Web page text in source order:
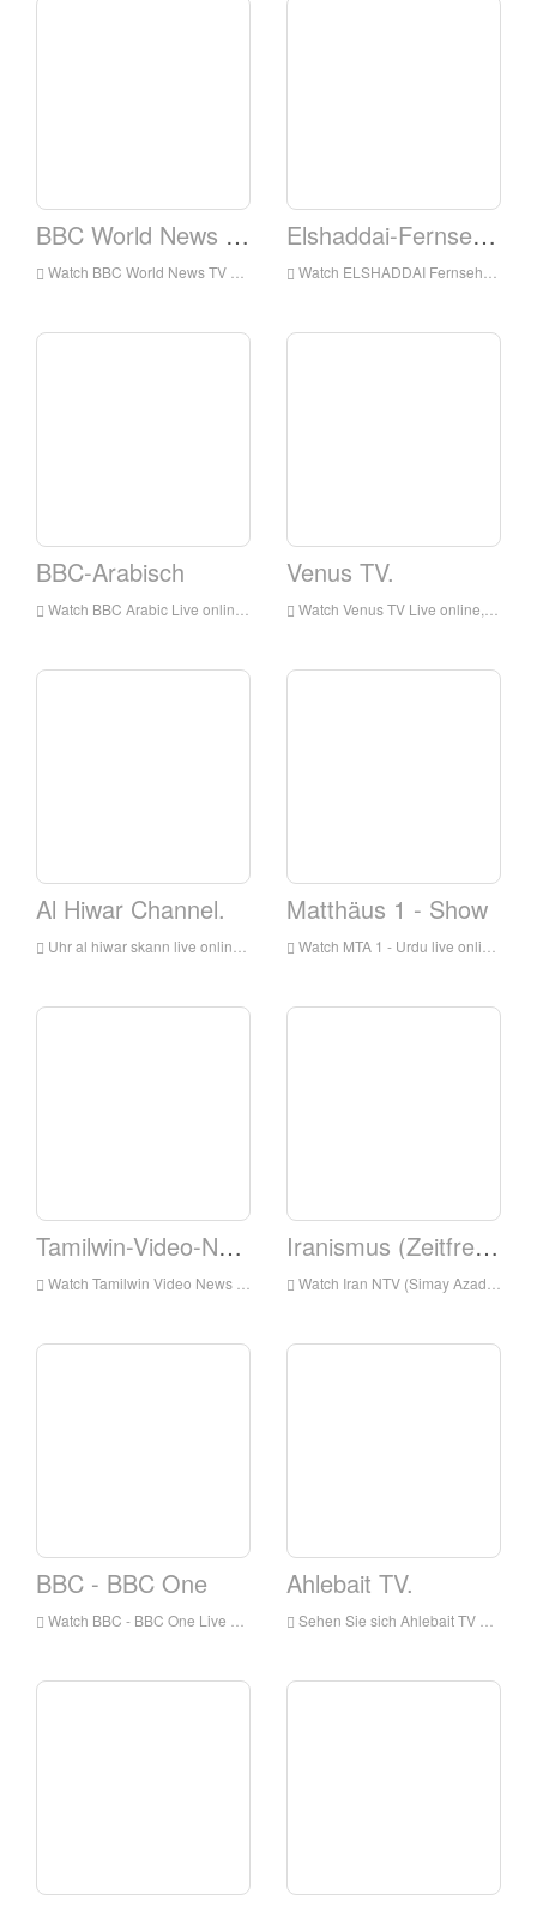
BBC World News TV
Watch BBC World News TV Live online, BBC World News TV HD Live Streaming, BBC World News TV Live-TV aus England
Elshaddai-Fernsehnetzwerk.
Watch ELSHADDAI Fernsehnetzwerk live online, Elshaddai Fernseher HD Live-Streaming, Elshaddai Fernsehnetzwerk Live-TV aus England
BBC-Arabisch
Watch BBC Arabic Live online, BBC Arabic HD Live-Streaming, BBC-arabische Sehenswürdigkeit Live-TV aus England
Venus TV.
Watch Venus TV Live online, Venus TV HD Live Streaming, Venus TV Live-TV von England
Al Hiwar Channel.
Uhr al hiwar skann live online, al hiwar channel hd live streaming, al hiwar kanal uhr live tv aus england
Matthäus 1 - Show
Watch MTA 1 - Urdu live online, MTA 1 - Urdu HD Live Streaming, MTA 1 - Urdu Live-TV aus England
Tamilwin-Video-News.
Watch Tamilwin Video News Live online, Tamilwin Video News HD Live-Streaming, Tamilwin Video News Watch Live-TV aus England
Iranismus (Zeitfreiheit)
Watch Iran NTV (Simay Azadi) live online, Iranntv (Simay Azadi) HD Live-Streaming, Iranntv (Simay Azadi) Live-TV von England ansehen
BBC - BBC One
Watch BBC - BBC One Live online, BBC - BBC ONE HD Live Streaming, BBC - BBC One Live-TV aus England
Ahlebait TV.
Sehen Sie sich Ahlebait TV Live online an, Ahlebait TV HD Live Streaming, Ahlebait TV Live-TV von England